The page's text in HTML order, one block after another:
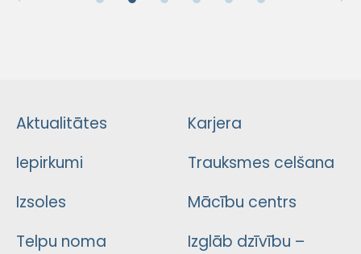
Aktualitātes
Iepirkumi
Izsoles
Telpu noma
Karjera
Trauksmes celšana
Mācību centrs
Izglāb dzīvību –